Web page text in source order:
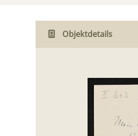
Objektdetails